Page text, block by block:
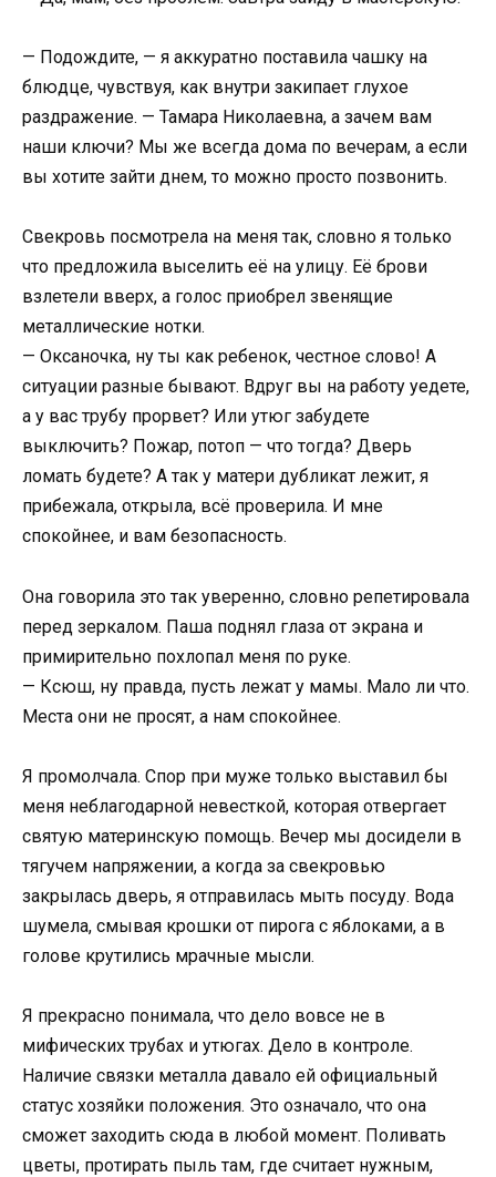
— Подождите, — я аккуратно поставила чашку на
блюдце, чувствуя, как внутри закипает глухое
раздражение. — Тамара Николаевна, а зачем вам
наши ключи? Мы же всегда дома по вечерам, а если
вы хотите зайти днем, то можно просто позвонить.
Свекровь посмотрела на меня так, словно я только
что предложила выселить её на улицу. Её брови
взлетели вверх, а голос приобрел звенящие
металлические нотки.
— Оксаночка, ну ты как ребенок, честное слово! А
ситуации разные бывают. Вдруг вы на работу уедете,
а у вас трубу прорвет? Или утюг забудете
выключить? Пожар, потоп — что тогда? Дверь
ломать будете? А так у матери дубликат лежит, я
прибежала, открыла, всё проверила. И мне
спокойнее, и вам безопасность.
Она говорила это так уверенно, словно репетировала
перед зеркалом. Паша поднял глаза от экрана и
примирительно похлопал меня по руке.
— Ксюш, ну правда, пусть лежат у мамы. Мало ли что.
Места они не просят, а нам спокойнее.
Я промолчала. Спор при муже только выставил бы
меня неблагодарной невесткой, которая отвергает
святую материнскую помощь. Вечер мы досидели в
тягучем напряжении, а когда за свекровью
закрылась дверь, я отправилась мыть посуду. Вода
шумела, смывая крошки от пирога с яблоками, а в
голове крутились мрачные мысли.
Я прекрасно понимала, что дело вовсе не в
мифических трубах и утюгах. Дело в контроле.
Наличие связки металла давало ей официальный
статус хозяйки положения. Это означало, что она
сможет заходить сюда в любой момент. Поливать
цветы, протирать пыль там, где считает нужным,